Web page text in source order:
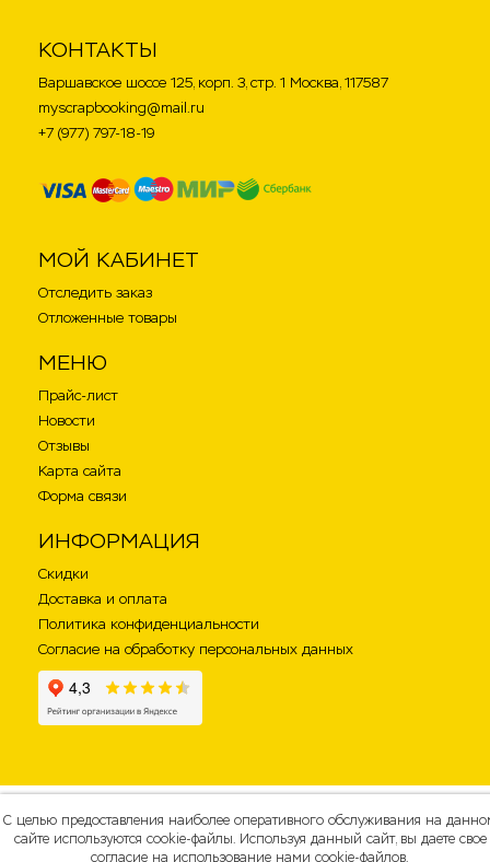
КОНТАКТЫ
Варшавское шоссе 125, корп. 3, стр. 1 Москва, 117587
myscrapbooking@mail.ru
+7 (977) 797-18-19
МОЙ КАБИНЕТ
Отследить заказ
Отложенные товары
МЕНЮ
Прайс-лист
Новости
Отзывы
Карта сайта
Форма связи
ИНФОРМАЦИЯ
Скидки
Доставка и оплата
Политика конфиденциальности
Согласие на обработку персональных данных
С целью предоставления наиболее оперативного обслуживания на
сайте используются cookie-файлы. Используя данный сайт, вы даете свое
согласие на использование нами cookie-файлов.